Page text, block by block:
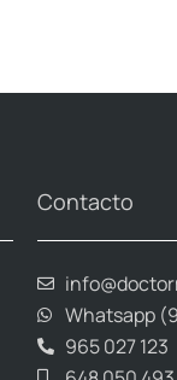
Contacto
Whatsapp
965 027 123